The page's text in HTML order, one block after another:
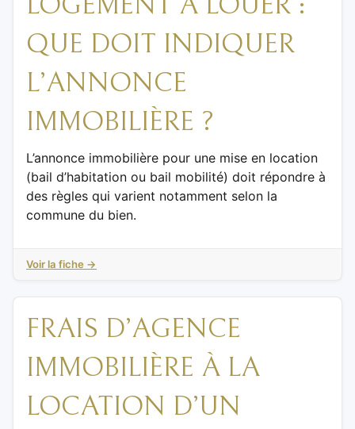
QUE DOIT INDIQUER
L’ANNONCE
IMMOBILIÈRE ?
L’annonce immobilière pour une mise en location
(bail d’habitation ou bail mobilité) doit répondre à
des règles qui varient notamment selon la
commune du bien.
Voir la fiche →
FRAIS D’AGENCE
IMMOBILIÈRE À LA
LOCATION D’UN